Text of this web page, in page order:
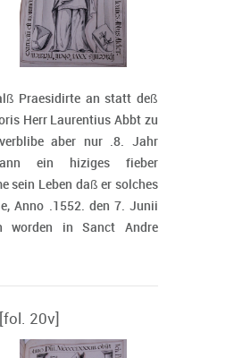
Praesidirte an statt deß
Herr Laurentius Abbt zu
aber nur .8. Jahr
ein hiziges fieber
sein Leben daß er solches
Anno .1552. den 7. Junii
worden in Sanct Andre
20v]